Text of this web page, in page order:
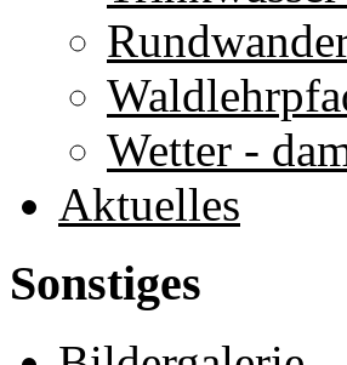
Wetter -
Aktuelles
Sonstiges